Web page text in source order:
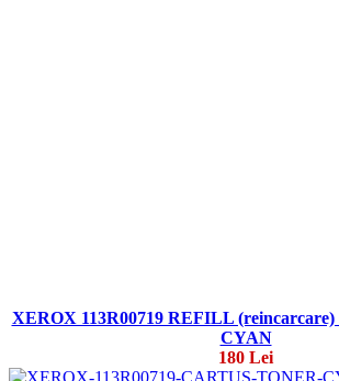
XEROX 113R00719 REFILL
CYAN
180 Lei